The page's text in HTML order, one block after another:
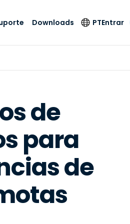
de
On-
Detecção e
Resposta de
Foxpass Acesso e
Espaço de Trabalho
Seguro Zero Trust
Shield (Anti-fraude)
Sector Público
e Design
e Finanças
os Setores
Downloads PT
Français
Italiano
Nederlands
简体中文
Entrar
de
para
de